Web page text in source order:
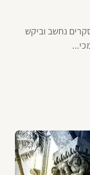
נחשב וביקש